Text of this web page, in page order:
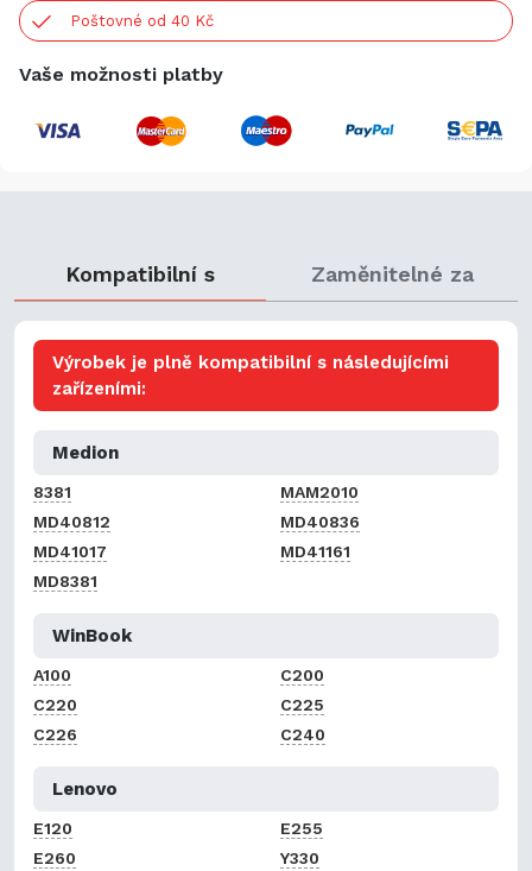
Poštovné od 40 Kč
Vaše možnosti platby
Kompatibilní s Zaměnitelné za
Výrobek je plně kompatibilní s následujícími
zařízeními:
Medion
8381
MAM2010
MD40812
MD40836
MD41017
MD41161
MD8381
WinBook
A100
C200
C220
C225
C226
C240
Lenovo
E120
E255
E260
Y330